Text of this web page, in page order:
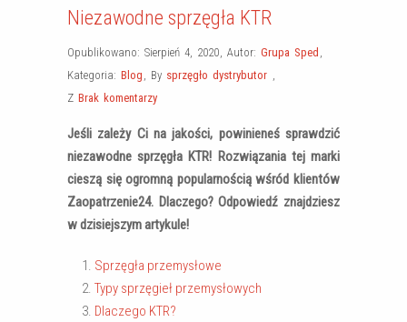
Niezawodne sprzęgła KTR
Opublikowano: Sierpień 4, 2020, Autor: Grupa Sped ,
Kategoria: Blog , By sprzęgło dystrybutor ,
Z Brak komentarzy
Jeśli zależy Ci na jakości, powinieneś sprawdzić
niezawodne sprzęgła KTR! Rozwiązania tej marki
cieszą się ogromną popularnością wśród klientów
Zaopatrzenie24. Dlaczego? Odpowiedź znajdziesz
w dzisiejszym artykule!
Sprzęgła przemysłowe
Typy sprzęgieł przemysłowych
Dlaczego KTR?